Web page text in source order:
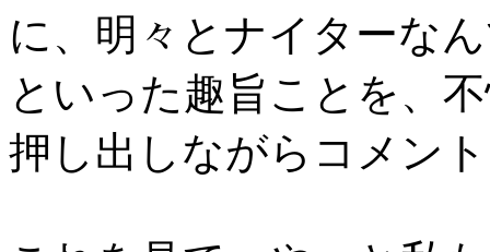
に、明々とナイターな
といった趣旨ことを、
押し出しながらコメン